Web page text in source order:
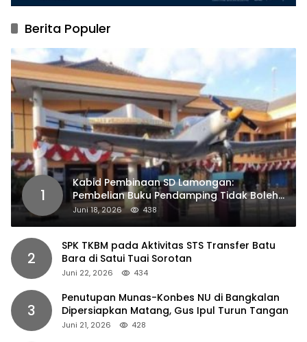
Berita Populer
1
Kabid Pembinaan SD Lamongan:
Pembelian Buku Pendamping Tidak Boleh
Dipaksakan
Juni 18, 2026 438
2
SPK TKBM pada Aktivitas STS Transfer Batu
Bara di Satui Tuai Sorotan
Juni 22, 2026 434
3
Penutupan Munas-Konbes NU di Bangkalan
Dipersiapkan Matang, Gus Ipul Turun Tangan
Juni 21, 2026 428